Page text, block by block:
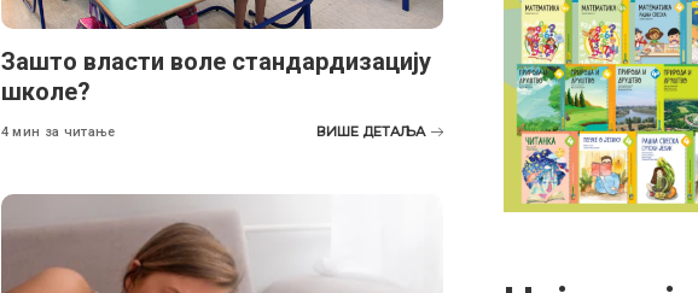
Зашто власти воле стандардизацију
школе?
4 мин за читање ВИШЕ ДЕТАЉА